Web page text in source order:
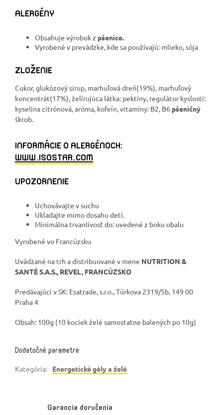
ALERGÉNY
Obsahuje výrobok z pšenice.
Vyrobené v prevádzke, kde sa používajú: mlieko, sója
ZLOŽENIE
Cukor, glukózový sirup, marhuľová dreň(19%), marhuľový
koncentrát(17%), želírujúca látka: pektíny, regulátor kyslosti:
kyselina citrónová, aróma, kofeín, vitamíny: B2, B6 pšeničný
škrob.
INFORMÁCIE O ALERGÉNOCH:
WWW.ISOSTAR.COM
UPOZORNENIE
Uchovávajte v suchu
Ukladajte mimo dosahu detí.
Minimálna trvanlivosť do: uvedené z boku obalu
Vyrobené vo Francúzsku
Uvádzané na trh a distribuované v mene NUTRITION &
SANTÉ S.A.S., REVEL, FRANCÚZSKO
Predávajúci v SK: Esatrade, s.r.o., Türkova 2319/5b, 149 00
Praha 4
Obsah: 100g (10 kociek želé samostatne balených po 10g)
Dodatočné parametre
Kategória: Energetické gély a želé
Garancia doručenia